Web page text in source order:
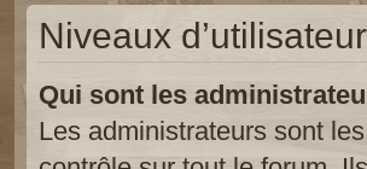
Niveaux
Qui sont les
Les administrateurs sont